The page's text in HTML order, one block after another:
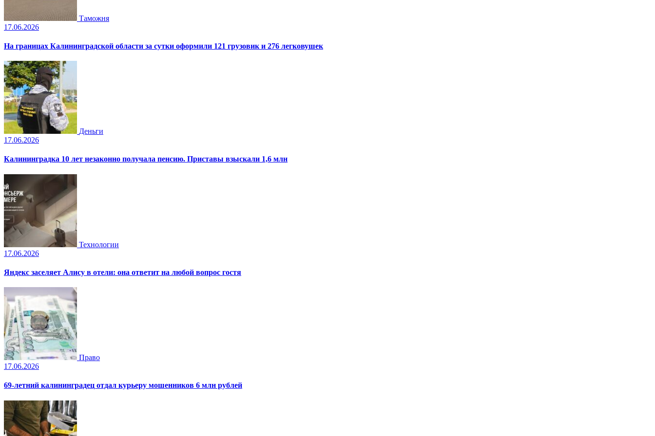
Таможня
17.06.2026
На границах Калининградской области за сутки оформили 121 грузовик и 276 легковушек
Деньги
17.06.2026
Калининградка 10 лет незаконно получала пенсию. Приставы взыскали 1,6 млн
Технологии
17.06.2026
Яндекс заселяет Алису в отели: она ответит на любой вопрос гостя
Право
17.06.2026
69-летний калининградец отдал курьеру мошенников 6 млн рублей